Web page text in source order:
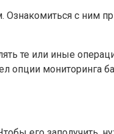
Ознакомиться с ним
те или иные
опции мониторинга